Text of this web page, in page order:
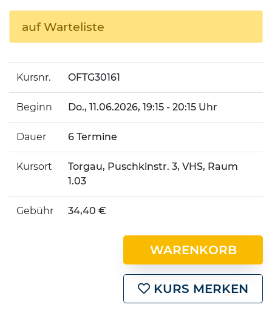
auf Warteliste
Kursnr. OFTG30161
Beginn Do., 11.06.2026, 19:15 - 20:15 Uhr
Dauer 6 Termine
Kursort
Torgau, Puschkinstr. 3, VHS, Raum
1.03
Gebühr 34,40 €
WARENKORB
KURS MERKEN